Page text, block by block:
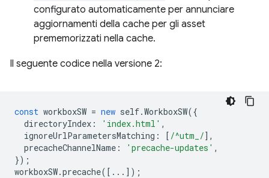
configurato automaticamente per annunciare
aggiornamenti della cache per gli asset
prememorizzati nella cache.
Il seguente codice nella versione 2:
const workboxSW = new self.WorkboxSW({
directoryIndex : 'index.html' ,
ignoreUrlParametersMatching : [ /^utm_/],
precacheChannelName : 'precache-updates' ,
});
workboxSW.precache([...]);